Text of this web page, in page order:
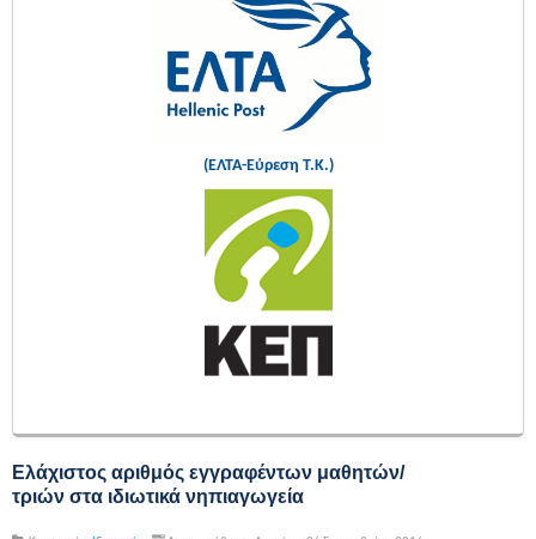
(ΕΛΤΑ-Εύρεση Τ.Κ.)
Ελάχιστος αριθμός εγγραφέντων μαθητών/
τριών στα ιδιωτικά νηπιαγωγεία